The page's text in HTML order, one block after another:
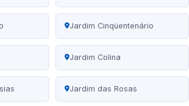
Jardim Cinqüentenário
Jardim Colina
Jardim das Rosas